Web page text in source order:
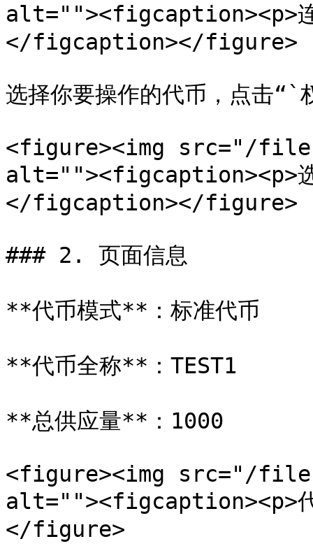
alt=""><figcaption><p>连
</figcaption></figure>
选择你要操作的代币，点击“`
<figure><img src="/files/
alt=""><figcaption><p>选
</figcaption></figure>
### 2. 页面信息
**代币模式**：标准代币
**代币全称**：TEST1
**总供应量**：1000
<figure><img src="/files/
alt=""><figcaption><p>
</figure>